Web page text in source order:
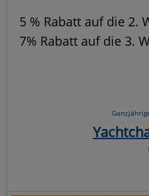
5 % Rabatt auf die 2.
7% Rabatt auf die 3.